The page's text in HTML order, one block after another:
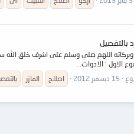
بالتفصيل
اللهم صلي وسلم على اشرف خلق الله
الاول : الادوات...
15 ديسمبر 2012 اصلاح المازر